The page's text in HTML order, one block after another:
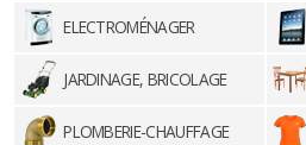
ELECTROMÉNAGER
JARDINAGE, BRICOLAGE
PLOMBERIE-CHAUFFAGE